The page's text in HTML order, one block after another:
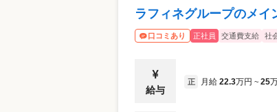
ラフィネグループのメ
口コミあり 正社員 交通費支給 社
給与
正 月給 22.3万円 ~ 25